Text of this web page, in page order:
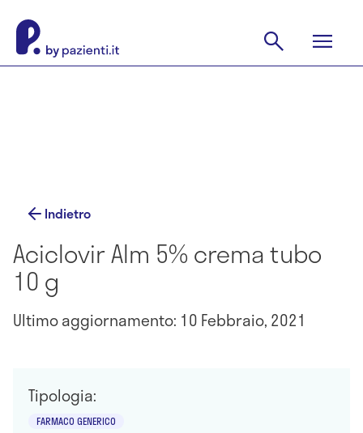
Indietro
Aciclovir Alm 5% crema tubo
10 g
Ultimo aggiornamento: 10 Febbraio, 2021
Tipologia:
FARMACO GENERICO